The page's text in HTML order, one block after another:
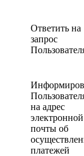
Ответить на
запрос
на адрес
электронной
почты об
платежей